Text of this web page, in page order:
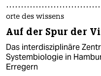
orte des wissens
Auf der Spur der
Das interdisziplinäre
Systembiologie in
Erregern